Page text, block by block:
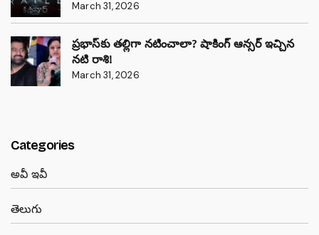
March 31, 2026
ప్రభాస్‌కు తల్లిగా నటించాలా? షాకింగ్ ఆన్సర్ ఇచ్చిన
నటి రాశి!
March 31, 2026
Categories
అవీ ఇవీ
తెలుగు